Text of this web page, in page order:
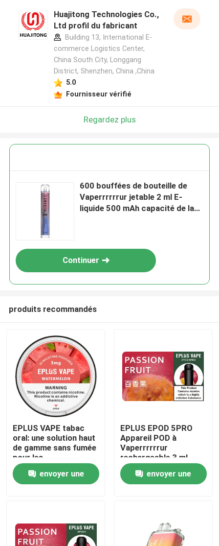
Aperçu
Vidéos
Huajitong Technologies Co.,
Ltd profil du fabricant
Building 13, International E-
commerce Logistics Center,
China South City, Longgang
District, Shenzhen, China ,China
5.0
Fournisseur vérifié
Regardez plus
600 bouffées de bouteille de
Vaperrrrrrur jetable 2 ml E-
liquide 500 mAh capacité de la
Continuer
produits recommandés
EPLUS VAPE tabac
oral: une solution haut
de gamme sans fumée
pour les
professionnels les
plus exigeants
envoyer une
EPLUS EPOD 5PRO
Appareil POD à
Vaperrrrrrur
rechargeable 3 ml
Capacité liquide 20
mg/ml de nicotine
envoyer une